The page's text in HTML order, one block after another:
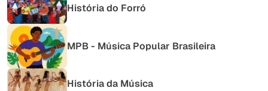
História do Forró
MPB - Música Popular Brasileira
História da Música